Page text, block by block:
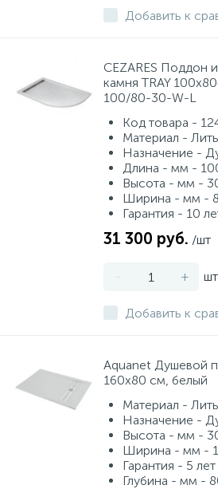
Добавить к
CEZARES Поддон
камня TRAY
100/80-30-W-L
Код товара -
Материал -
Назначение -
Длина - мм -
Высота - мм -
Ширина - мм -
Гарантия - 10
31 300 руб. /шт
- + шт
Добавить к
Aquanet Душевой
160x80 см, белый
Материал -
Назначение -
Высота - мм -
Ширина - мм -
Гарантия - 5 лет
Глубина - мм -